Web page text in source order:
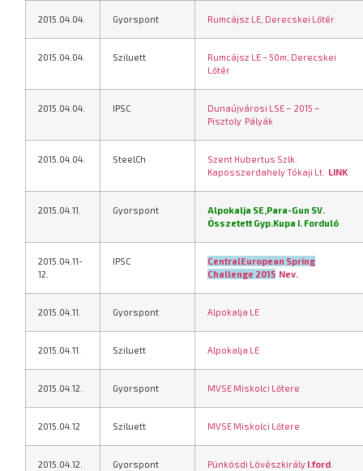
2015.04.04. Gyorspont Rumcájsz LE, Derecskei Lőtér
2015.04.04. Sziluett
Rumcájsz LE – 50m, Derecskei
Lőtér
2015.04.04. IPSC
Dunaújvárosi LSE – 2015 –
Pisztoly Pályák
2015.04.04. SteelCh
Szent Hubertus Szlk.
Kaposszerdahely Tókaji Lt.
LINK
2015.04.11. Gyorspont Alpokalja SE,Para-Gun SV.
Összetett Gyp.Kupa I. Forduló
2015.04.11-
12.
IPSC
Central­European Spring
Challenge 2015 Nev.
2015.04.11. Gyorspont Alpokalja LE
2015.04.11. Sziluett Alpokalja LE
2015.04.12. Gyorspont MVSE Miskolci Lőtere
2015.04.12 Sziluett MVSE Miskolci Lőtere
2015.04.12. Gyorspont Pünkösdi Lövészkirály I.ford